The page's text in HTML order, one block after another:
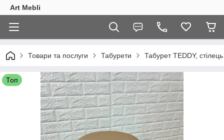
Art Mebli
Товари та послуги Табурети Табурет TEDDY,
Топ